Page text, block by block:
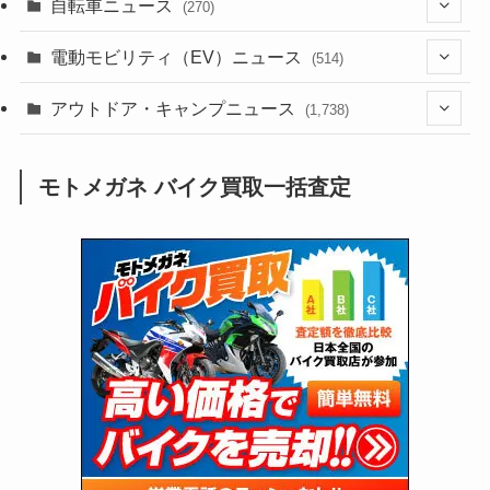
(638)
(118)
(60)
(31)
(51)
(34)
(5)
(12)
(63)
(109)
(252)
(38)
(24)
(16)
(25)
(24)
(47)
(15)
(5)
(249)
(64)
(16)
(62)
(4)
(6)
(17)
(5)
(306)
(6,957)
(2,473)
(249)
(1,226)
(12)
(131)
(38)
(131)
(167)
(85)
(21)
(61)
(171)
(98)
(13)
(60)
(274)
(171)
(38)
(47)
(59)
(66)
(16)
(141)
(255)
(204)
(1,141)
(166)
(23)
(33)
(34)
(35)
(41)
(415)
(16)
(185)
(137)
(73)
(2,744)
(126)
(170)
自転車ニュース (270)
(54)
(211)
電動モビリティ（EV）ニュース (514)
(132)
(171)
(118)
(27)
アウトドア・キャンプニュース (1,738)
(1,605)
(147)
(13)
(19)
(12)
(16)
モトメガネ バイク買取一括査定